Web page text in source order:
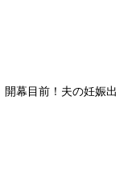
開幕目前！夫の妊娠出